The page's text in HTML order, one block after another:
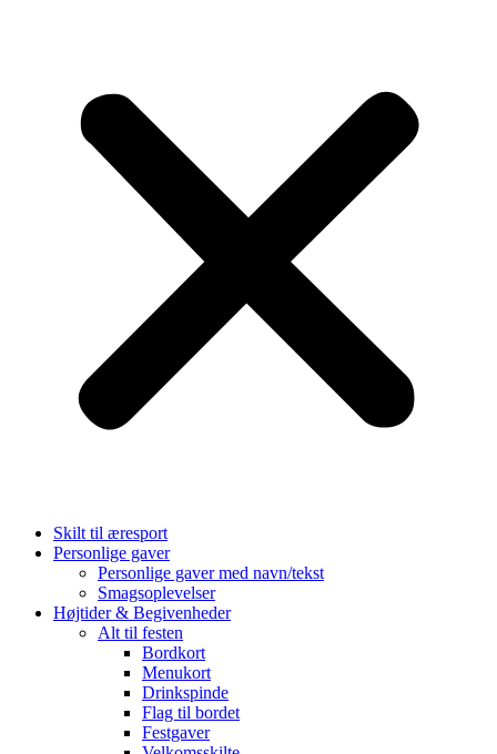
Skilt til æresport
Personlige gaver
Personlige gaver med navn/tekst
Smagsoplevelser
Højtider & Begivenheder
Alt til festen
Bordkort
Menukort
Drinkspinde
Flag til bordet
Festgaver